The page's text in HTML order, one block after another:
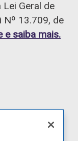
Geral de
Nº 13.709, de
e saiba mais.